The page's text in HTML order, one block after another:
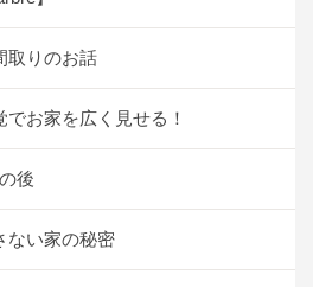
取りのお話
でお家を広く見せる！
後
ない家の秘密